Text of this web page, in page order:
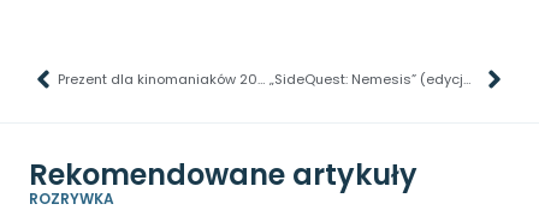
Prezent dla kinomaniaków 2023 — najlepsze prezenty na święta „SideQuest: Nemesis” (edycja polska) – recenzja gry planszowej. Spróbuj przetrwać i nie zwariować
Rekomendowane artykuły
ROZRYWKA